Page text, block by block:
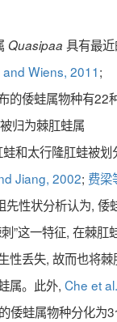
Quasipaa 具有最
Wiens, 2011;
的倭蛙属物种有22
归为棘肛蛙属
和太行隆肛蛙被划
Jiang, 2002; 费梁
先性状分析认为, 倭
”这一特征, 在棘肛
性丢失, 故而也将棘
属。此外, Che et al.
倭蛙属物种分化为